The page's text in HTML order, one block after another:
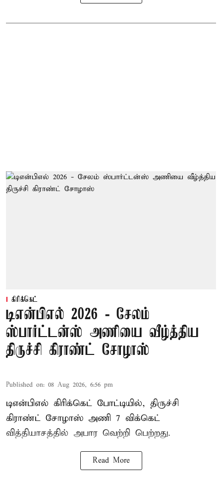
கிரிக்கெட்
டிஎன்பிஎல் 2026 - சேலம்
ஸ்பார்ட்டன்ஸ் அணியை வீழ்த்திய
திருச்சி கிராண்ட் சோழாஸ்
Published on: 08 Aug 2026, 6:56 pm
டிஎன்பிஎல் கிரிக்கெட் போட்டியில், திருச்சி
கிராண்ட் சோழாஸ் அணி 7 விக்கெட்
வித்தியாசத்தில் அபார வெற்றி பெற்றது.
Read More